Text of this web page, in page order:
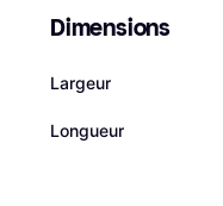
Dimensions
Largeur
Longueur